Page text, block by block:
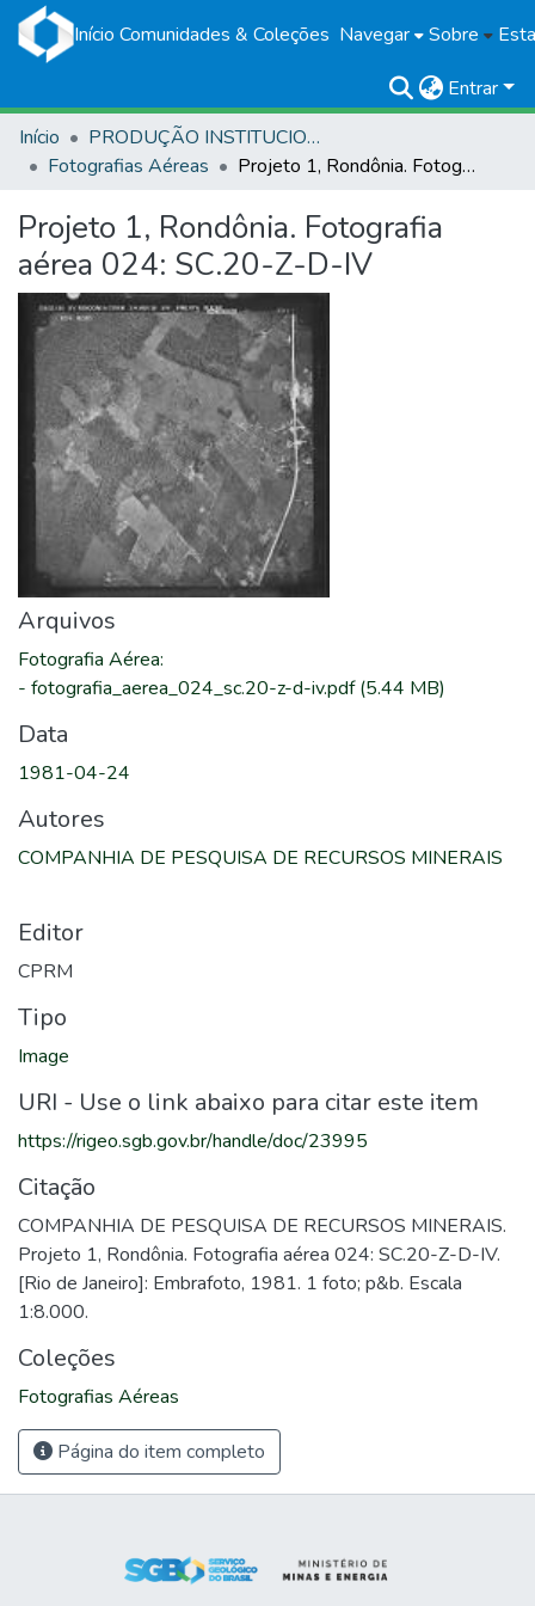
Início Comunidades & Coleções Navegar Sobre
Entrar
Início
PRODUÇÃO INSTITUCIONAL
Fotografias Aéreas
Projeto 1, Rondônia. Fotografia aérea 024: SC.20-Z-D-IV
Projeto 1, Rondônia. Fotografia
aérea 024: SC.20-Z-D-IV
Arquivos
Fotografia Aérea:
- fotografia_aerea_024_sc.20-z-d-iv.pdf(5.44 MB)
Data
1981-04-24
Autores
COMPANHIA DE PESQUISA DE RECURSOS MINERAIS
Editor
CPRM
Tipo
Image
URI - Use o link abaixo para citar este item
https://rigeo.sgb.gov.br/handle/doc/23995
Citação
COMPANHIA DE PESQUISA DE RECURSOS MINERAIS.
Projeto 1, Rondônia. Fotografia aérea 024: SC.20-Z-D-IV.
[Rio de Janeiro]: Embrafoto, 1981. 1 foto; p&b. Escala
1:8.000.
Coleções
Fotografias Aéreas
Página do item completo